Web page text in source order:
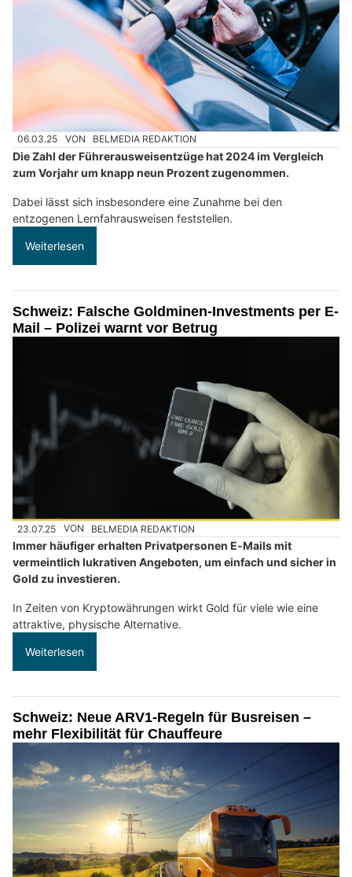
06.03.25 VON BELMEDIA REDAKTION
Die Zahl der Führerausweisentzüge hat 2024 im Vergleich
zum Vorjahr um knapp neun Prozent zugenommen.
Dabei lässt sich insbesondere eine Zunahme bei den
entzogenen Lernfahrausweisen feststellen.
Weiterlesen
Schweiz: Falsche Goldminen-Investments per E-
Mail – Polizei warnt vor Betrug
23.07.25 VON BELMEDIA REDAKTION
Immer häufiger erhalten Privatpersonen E‑Mails mit
vermeintlich lukrativen Angeboten, um einfach und sicher in
Gold zu investieren.
In Zeiten von Kryptowährungen wirkt Gold für viele wie eine
attraktive, physische Alternative.
Weiterlesen
Schweiz: Neue ARV1-Regeln für Busreisen –
mehr Flexibilität für Chauffeure